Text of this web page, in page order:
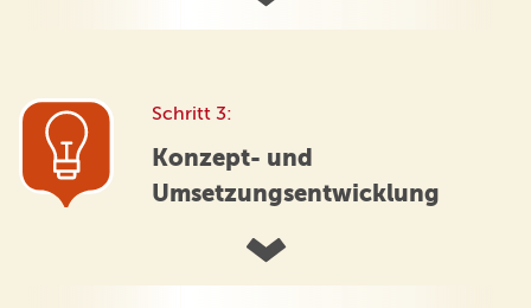
Schritt 3:
Konzept- und
Umsetzungsentwicklung